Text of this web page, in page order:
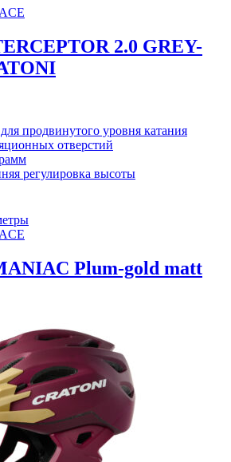
2.0 GREY-
продвинутого уровня катания
отверстий
регулировка высоты
Plum-gold matt